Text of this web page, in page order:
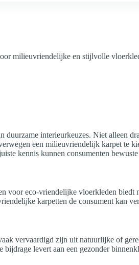
milieuvriendelijke en stijlvolle
duurzame interieurkeuzes. Niet alleen
een milieuvriendelijk karpet te
kennis kunnen consumenten
eco-vriendelijke vloerkleden
karpetten de consument kan
vervaardigd zijn uit natuurlijke of
levert aan een gezonder